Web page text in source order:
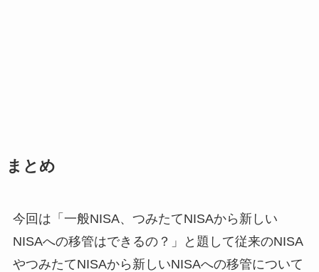
まとめ
今回は「一般NISA、つみたてNISAから新しい
NISAへの移管はできるの？」と題して従来のNISA
やつみたてNISAから新しいNISAへの移管について